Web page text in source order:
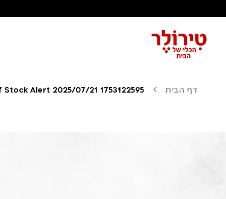
דף הבית Stock Alert 2025/07/21 1753122595